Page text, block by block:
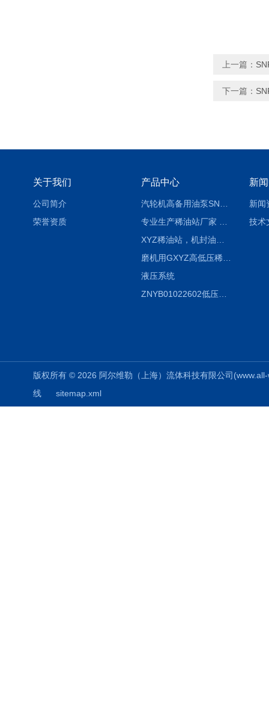
上一篇：
下一篇：
关于我们
公司简介
荣誉资质
产品中心
磨机用GXYZ高低压稀油站，静压油润滑系统
液压系统
ZNYB01022602低压螺杆泵
新
新闻
技术
版权所有 © 2026 阿尔维勒（上海）流体科技有限公司
线
sitemap.xml